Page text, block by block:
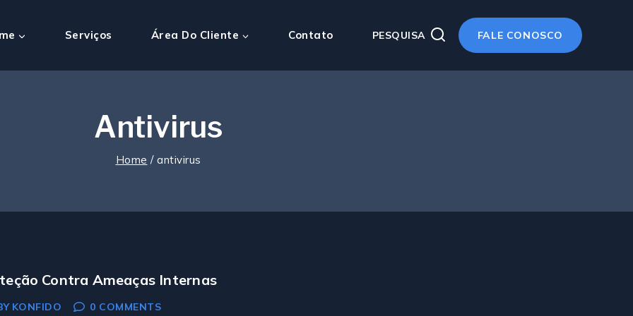
Serviços Área Do Cliente Contato PESQUISA FALE CONOSCO
Antivirus
Home / antivirus
Contra Ameaças Internas
KONFIDO 0 COMMENTS